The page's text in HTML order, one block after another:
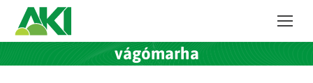
vágómarha